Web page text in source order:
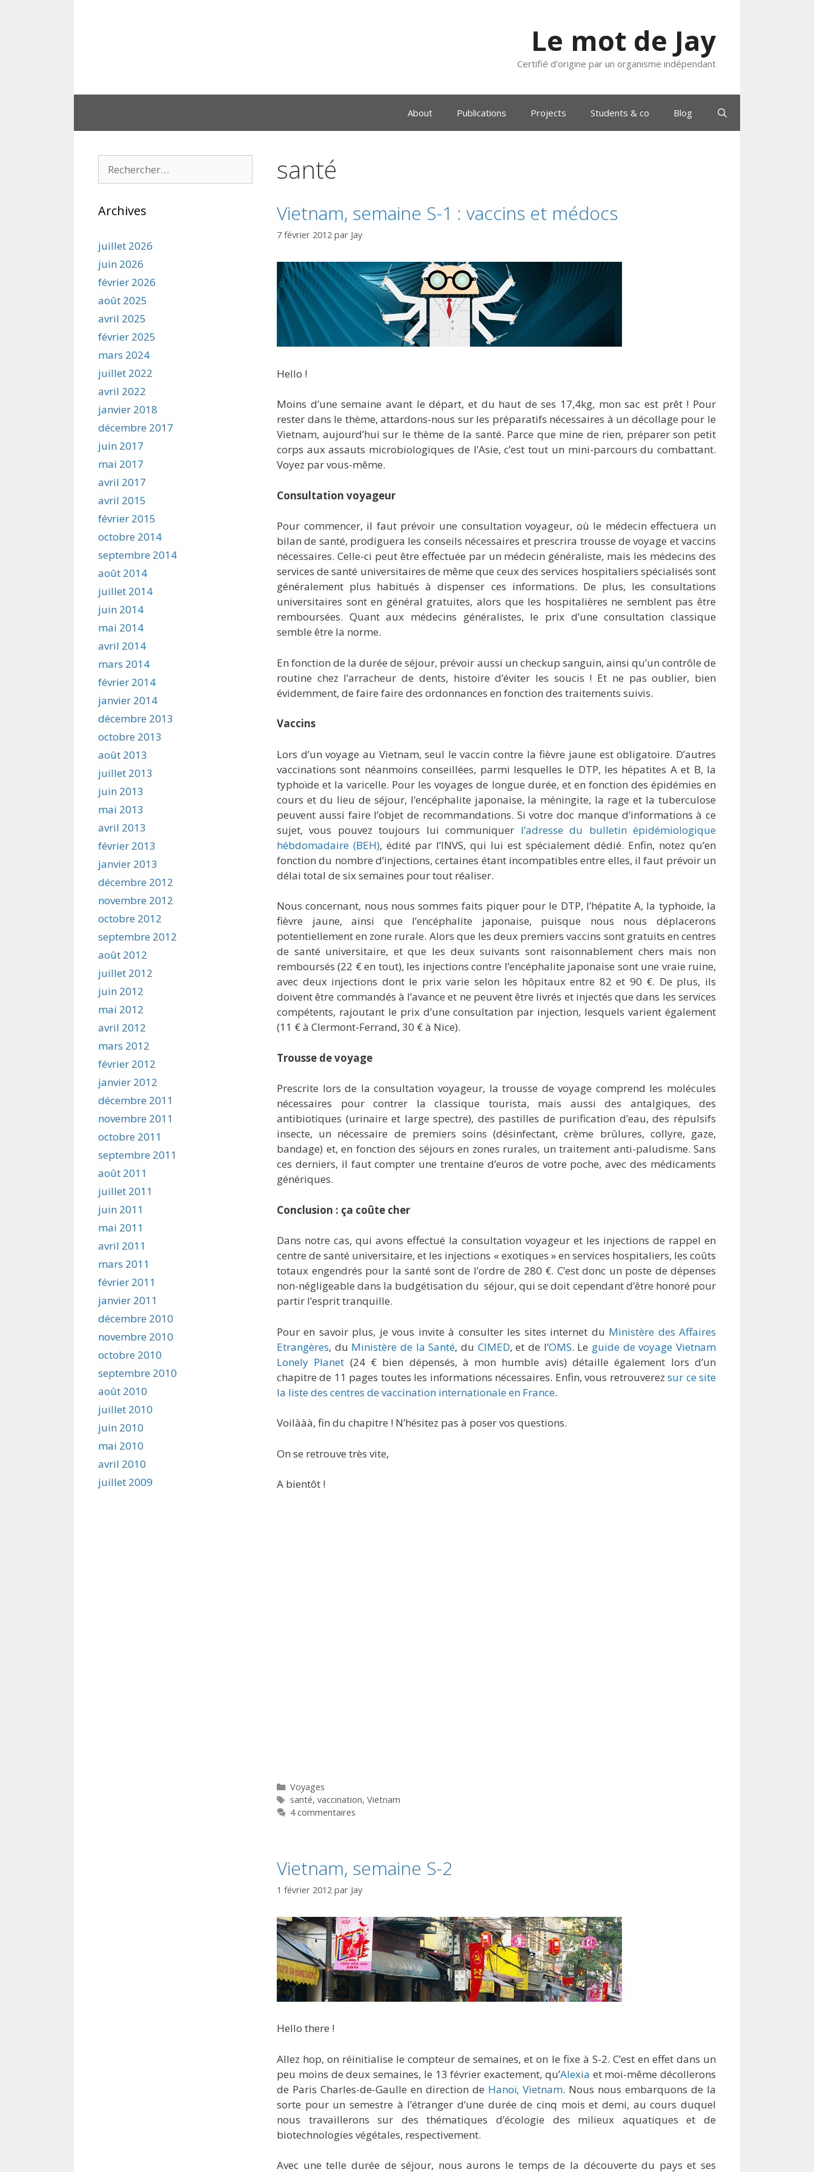
Le mot de Jay
Certifié d'origine par un organisme indépendant
About Publications Projects Students & co Blog
santé
Vietnam, semaine S-1 : vaccins et médocs
7 février 2012 par Jay
Hello !
Moins d’une semaine avant le départ, et du haut de ses 17,4kg, mon sac est prêt ! Pour
rester dans le thème, attardons-nous sur les préparatifs nécessaires à un décollage pour le
Vietnam, aujourd’hui sur le thème de la santé. Parce que mine de rien, préparer son petit
corps aux assauts microbiologiques de l’Asie, c’est tout un mini-parcours du combattant.
Voyez par vous-même.
Consultation voyageur
Pour commencer, il faut prévoir une consultation voyageur, où le médecin effectuera un
bilan de santé, prodiguera les conseils nécessaires et prescrira trousse de voyage et vaccins
nécessaires. Celle-ci peut être effectuée par un médecin généraliste, mais les médecins des
services de santé universitaires de même que ceux des services hospitaliers spécialisés sont
généralement plus habitués à dispenser ces informations. De plus, les consultations
universitaires sont en général gratuites, alors que les hospitalières ne semblent pas être
remboursées. Quant aux médecins généralistes, le prix d’une consultation classique
semble être la norme.
En fonction de la durée de séjour, prévoir aussi un checkup sanguin, ainsi qu’un contrôle de
routine chez l’arracheur de dents, histoire d’éviter les soucis ! Et ne pas oublier, bien
évidemment, de faire faire des ordonnances en fonction des traitements suivis.
Vaccins
Lors d’un voyage au Vietnam, seul le vaccin contre la fièvre jaune est obligatoire. D’autres
vaccinations sont néanmoins conseillées, parmi lesquelles le DTP, les hépatites A et B, la
typhoïde et la varicelle. Pour les voyages de longue durée, et en fonction des épidémies en
cours et du lieu de séjour, l’encéphalite japonaise, la méningite, la rage et la tuberculose
peuvent aussi faire l’objet de recommandations. Si votre doc manque d’informations à ce
sujet, vous pouvez toujours lui communiquer l’adresse du bulletin épidémiologique
hébdomadaire (BEH), édité par l’INVS, qui lui est spécialement dédié. Enfin, notez qu’en
fonction du nombre d’injections, certaines étant incompatibles entre elles, il faut prévoir un
délai total de six semaines pour tout réaliser.
Nous concernant, nous nous sommes faits piquer pour le DTP, l’hépatite A, la typhoïde, la
fièvre jaune, ainsi que l’encéphalite japonaise, puisque nous nous déplacerons
potentiellement en zone rurale. Alors que les deux premiers vaccins sont gratuits en centres
de santé universitaire, et que les deux suivants sont raisonnablement chers mais non
remboursés (22 € en tout), les injections contre l’encéphalite japonaise sont une vraie ruine,
avec deux injections dont le prix varie selon les hôpitaux entre 82 et 90 €. De plus, ils
doivent être commandés à l’avance et ne peuvent être livrés et injectés que dans les services
compétents, rajoutant le prix d’une consultation par injection, lesquels varient également
(11 € à Clermont-Ferrand, 30 € à Nice).
Trousse de voyage
Prescrite lors de la consultation voyageur, la trousse de voyage comprend les molécules
nécessaires pour contrer la classique tourista, mais aussi des antalgiques, des
antibiotiques (urinaire et large spectre), des pastilles de purification d’eau, des répulsifs
insecte, un nécessaire de premiers soins (désinfectant, crème brûlures, collyre, gaze,
bandage) et, en fonction des séjours en zones rurales, un traitement anti-paludisme. Sans
ces derniers, il faut compter une trentaine d’euros de votre poche, avec des médicaments
génériques.
Conclusion : ça coûte cher
Dans notre cas, qui avons effectué la consultation voyageur et les injections de rappel en
centre de santé universitaire, et les injections « exotiques » en services hospitaliers, les coûts
totaux engendrés pour la santé sont de l’ordre de 280 €. C’est donc un poste de dépenses
non-négligeable dans la budgétisation du séjour, qui se doit cependant d’être honoré pour
partir l’esprit tranquille.
Pour en savoir plus, je vous invite à consulter les sites internet du Ministère des Affaires
Etrangères, du Ministère de la Santé, du CIMED, et de l’OMS. Le guide de voyage Vietnam
Lonely Planet (24 € bien dépensés, à mon humble avis) détaille également lors d’un
chapitre de 11 pages toutes les informations nécessaires. Enfin, vous retrouverezsur ce site
la liste des centres de vaccination internationale en France.
Voilààà, fin du chapitre ! N’hésitez pas à poser vos questions.
On se retrouve très vite,
A bientôt !
Catégories
Voyages
Étiquettes
santé, vaccination, Vietnam
4 commentaires
Vietnam, semaine S-2
1 février 2012 par Jay
Hello there !
Allez hop, on réinitialise le compteur de semaines, et on le fixe à S-2. C’est en effet dans un
peu moins de deux semaines, le 13 février exactement, qu’Alexia et moi-même décollerons
de Paris Charles-de-Gaulle en direction de Hanoï, Vietnam. Nous nous embarquons de la
sorte pour un semestre à l’étranger d’une durée de cinq mois et demi, au cours duquel
nous travaillerons sur des thématiques d’écologie des milieux aquatiques et de
biotechnologies végétales, respectivement.
Avec une telle durée de séjour, nous aurons le temps de la découverte du pays et ses
Archives
juillet 2026
juin 2026
février 2026
août 2025
avril 2025
février 2025
mars 2024
juillet 2022
avril 2022
janvier 2018
décembre 2017
juin 2017
mai 2017
avril 2017
avril 2015
février 2015
octobre 2014
septembre 2014
août 2014
juillet 2014
juin 2014
mai 2014
avril 2014
mars 2014
février 2014
janvier 2014
décembre 2013
octobre 2013
août 2013
juillet 2013
juin 2013
mai 2013
avril 2013
février 2013
janvier 2013
décembre 2012
novembre 2012
octobre 2012
septembre 2012
août 2012
juillet 2012
juin 2012
mai 2012
avril 2012
mars 2012
février 2012
janvier 2012
décembre 2011
novembre 2011
octobre 2011
septembre 2011
août 2011
juillet 2011
juin 2011
mai 2011
avril 2011
mars 2011
février 2011
janvier 2011
décembre 2010
novembre 2010
octobre 2010
septembre 2010
août 2010
juillet 2010
juin 2010
mai 2010
avril 2010
juillet 2009